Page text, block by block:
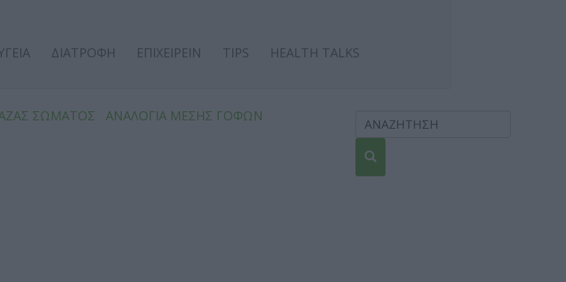
ΔΙΑΤΡΟΦΗ ΕΠΙΧΕΙΡΕΙΝ TIPS
HEALTH TALKS
ΣΩΜΑΤΟΣ
ΑΝΑΛΟΓΙΑ ΜΕΣΗΣ ΓΟΦΩΝ